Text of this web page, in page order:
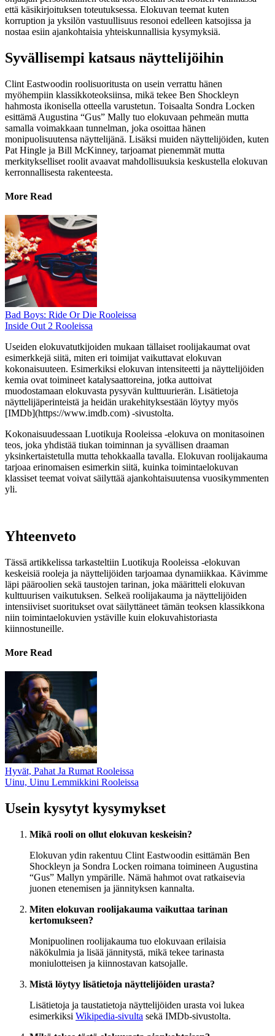
että käsikirjoituksen toteutuksessa. Elokuvan teemat kuten
korruption ja yksilön vastuullisuus resonoi edelleen katsojissa ja
nostaa esiin ajankohtaisia yhteiskunnallisia kysymyksiä.
Syvällisempi katsaus näyttelijöihin
Clint Eastwoodin roolisuoritusta on usein verrattu hänen
myöhempiin klassikkoteoksiinsa, mikä tekee Ben Shockleyn
hahmosta ikonisella otteella varustetun. Toisaalta Sondra Locken
esittämä Augustina “Gus” Mally tuo elokuvaan pehmeän mutta
samalla voimakkaan tunnelman, joka osoittaa hänen
monipuolisuutensa näyttelijänä. Lisäksi muiden näyttelijöiden, kuten
Pat Hingle ja Bill McKinney, tarjoamat pienemmät mutta
merkitykselliset roolit avaavat mahdollisuuksia keskustella elokuvan
kerronnallisesta rakenteesta.
More Read
Bad Boys: Ride Or Die Rooleissa
Inside Out 2 Rooleissa
Useiden elokuvatutkijoiden mukaan tällaiset roolijakaumat ovat
esimerkkejä siitä, miten eri toimijat vaikuttavat elokuvan
kokonaisuuteen. Esimerkiksi elokuvan intensiteetti ja näyttelijöiden
kemia ovat toimineet katalysaattoreina, jotka auttoivat
muodostamaan elokuvasta pysyvän kulttuurierän. Lisätietoja
näyttelijäperinteistä ja heidän urakehityksestään löytyy myös
[IMDb](https://www.imdb.com) -sivustolta.
Kokonaisuudessaan Luotikuja Rooleissa -elokuva on monitasoinen
teos, joka yhdistää tiukan toiminnan ja syvällisen draaman
yksinkertaistetulla mutta tehokkaalla tavalla. Elokuvan roolijakauma
tarjoaa erinomaisen esimerkin siitä, kuinka toimintaelokuvan
klassiset teemat voivat säilyttää ajankohtaisuutensa vuosikymmenten
yli.
Yhteenveto
Tässä artikkelissa tarkasteltiin Luotikuja Rooleissa -elokuvan
keskeisiä rooleja ja näyttelijöiden tarjoamaa dynamiikkaa. Kävimme
läpi pääroolien sekä taustojen tarinan, joka määritteli elokuvan
kulttuurisen vaikutuksen. Selkeä roolijakauma ja näyttelijöiden
intensiiviset suoritukset ovat säilyttäneet tämän teoksen klassikkona
niin toimintaelokuvien ystäville kuin elokuvahistoriasta
kiinnostuneille.
More Read
Hyvät, Pahat Ja Rumat Rooleissa
Uinu, Uinu Lemmikkini Rooleissa
Usein kysytyt kysymykset
Mikä rooli on ollut elokuvan keskeisin?
Elokuvan ydin rakentuu Clint Eastwoodin esittämän Ben
Shockleyn ja Sondra Locken roimana toimineen Augustina
“Gus” Mallyn ympärille. Nämä hahmot ovat ratkaisevia
juonen etenemisen ja jännityksen kannalta.
Miten elokuvan roolijakauma vaikuttaa tarinan
kertomukseen?
Monipuolinen roolijakauma tuo elokuvaan erilaisia
näkökulmia ja lisää jännitystä, mikä tekee tarinasta
moniulotteisen ja kiinnostavan katsojalle.
Mistä löytyy lisätietoja näyttelijöiden urasta?
Lisätietoja ja taustatietoja näyttelijöiden urasta voi lukea
esimerkiksi Wikipedia-sivulta sekä IMDb-sivustolta.